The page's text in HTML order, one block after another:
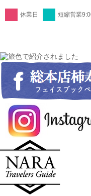
休業日 短縮営業